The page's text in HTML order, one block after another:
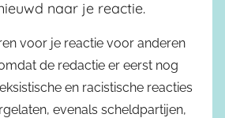
naar je reactie.
voor je reactie voor anderen
de redactie er eerst nog
en racistische reacties
evenals scheldpartijen,